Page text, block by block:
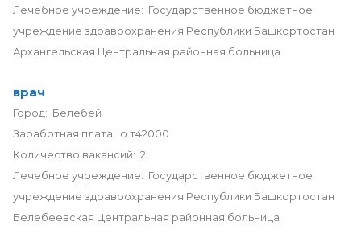
Лечебное учреждение: Государственное бюджетное
учреждение здравоохранения Республики Башкортостан
Архангельская Центральная районная больница
врач
Город: Белебей
Заработная плата: о т42000
Количество вакансий: 2
Лечебное учреждение: Государственное бюджетное
учреждение здравоохранения Республики Башкортостан
Белебеевская Центральная районная больница